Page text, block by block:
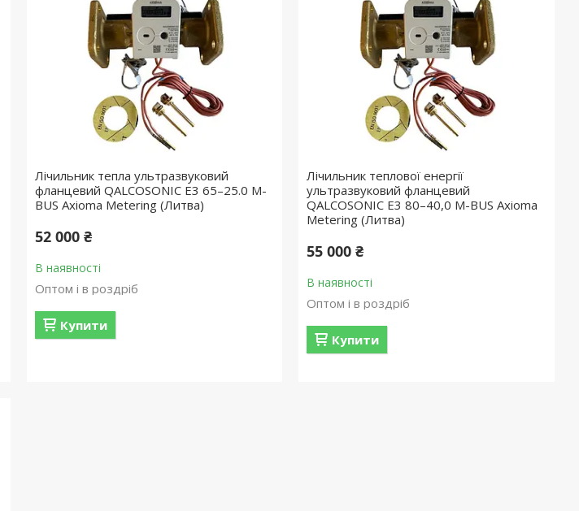
Лічильник тепла ультразвуковий
фланцевий QALCOSONIC E3 65–25.0 M-
BUS Axioma Metering (Литва)
52 000 ₴
В наявності
Оптом і в роздріб
Купити
Лічильник теплової енергії
ультразвуковий фланцевий
QALCOSONIC E3 80–40,0 M-BUS Axioma
Metering (Литва)
55 000 ₴
В наявності
Оптом і в роздріб
Купити